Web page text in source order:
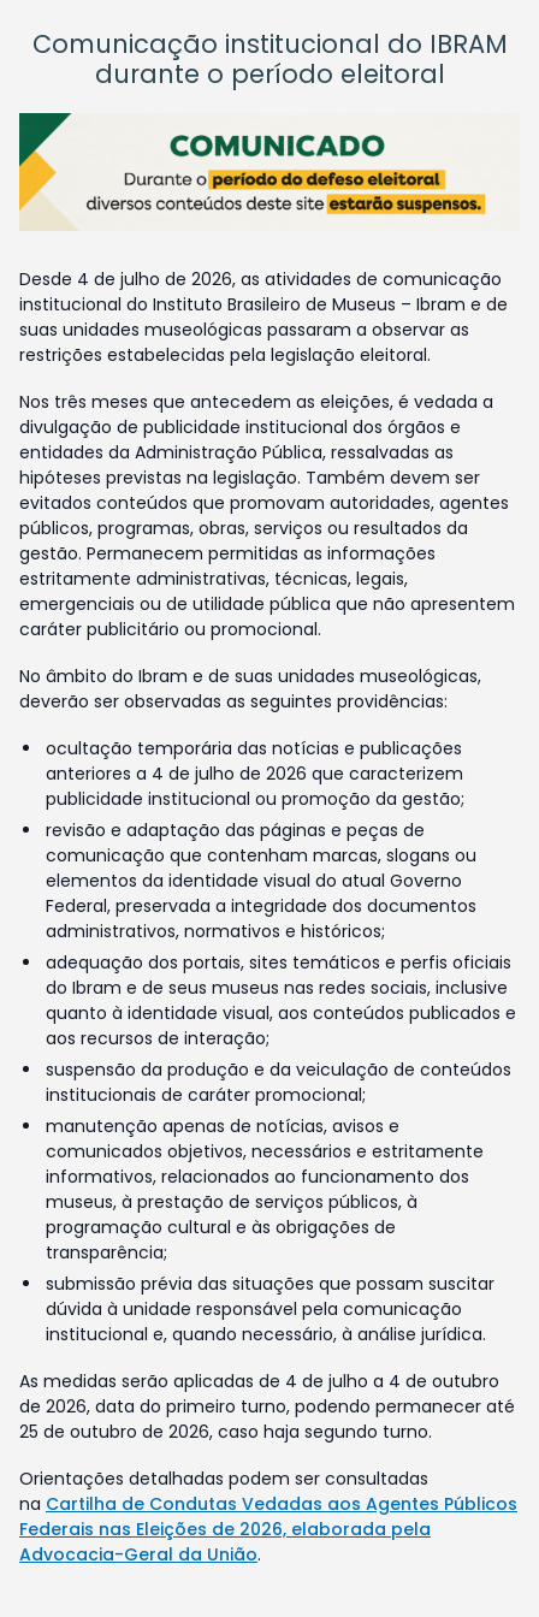
Comunicação institucional do IBRAM
durante o período eleitoral
Desde 4 de julho de 2026, as atividades de comunicação
institucional do Instituto Brasileiro de Museus – Ibram e de
suas unidades museológicas passaram a observar as
restrições estabelecidas pela legislação eleitoral.
Nos três meses que antecedem as eleições, é vedada a
divulgação de publicidade institucional dos órgãos e
entidades da Administração Pública, ressalvadas as
hipóteses previstas na legislação. Também devem ser
evitados conteúdos que promovam autoridades, agentes
públicos, programas, obras, serviços ou resultados da
gestão. Permanecem permitidas as informações
estritamente administrativas, técnicas, legais,
emergenciais ou de utilidade pública que não apresentem
caráter publicitário ou promocional.
No âmbito do Ibram e de suas unidades museológicas,
deverão ser observadas as seguintes providências:
ocultação temporária das notícias e publicações
anteriores a 4 de julho de 2026 que caracterizem
publicidade institucional ou promoção da gestão;
revisão e adaptação das páginas e peças de
comunicação que contenham marcas, slogans ou
elementos da identidade visual do atual Governo
Federal, preservada a integridade dos documentos
administrativos, normativos e históricos;
adequação dos portais, sites temáticos e perfis oficiais
do Ibram e de seus museus nas redes sociais, inclusive
quanto à identidade visual, aos conteúdos publicados e
aos recursos de interação;
suspensão da produção e da veiculação de conteúdos
institucionais de caráter promocional;
manutenção apenas de notícias, avisos e
comunicados objetivos, necessários e estritamente
informativos, relacionados ao funcionamento dos
museus, à prestação de serviços públicos, à
programação cultural e às obrigações de
transparência;
submissão prévia das situações que possam suscitar
dúvida à unidade responsável pela comunicação
institucional e, quando necessário, à análise jurídica.
As medidas serão aplicadas de 4 de julho a 4 de outubro
de 2026, data do primeiro turno, podendo permanecer até
25 de outubro de 2026, caso haja segundo turno.
Orientações detalhadas podem ser consultadas
na Cartilha de Condutas Vedadas aos Agentes Públicos
Federais nas Eleições de 2026, elaborada pela
Advocacia-Geral da União.